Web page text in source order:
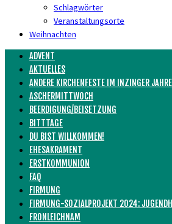
Schlagwörter
Veranstaltungsorte
Weihnachten
ADVENT
AKTUELLES
ANDERE KIRCHENFESTE IM INZINGER
ASCHERMITTWOCH
BEERDIGUNG/BEISETZUNG
BITTTAGE
DU BIST WILLKOMMEN!
EHESAKRAMENT
ERSTKOMMUNION
FAQ
FIRMUNG
FIRMUNG-SOZIALPROJEKT 2024:
FRONLEICHNAM